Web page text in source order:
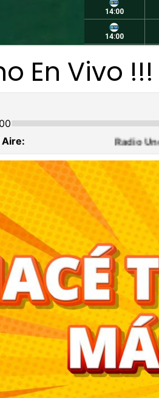
En Vivo !!!